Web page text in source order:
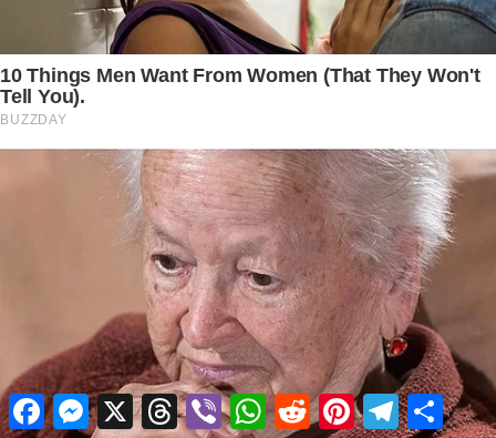
FacebookMessenger
X ThreadsViberWhatsApp
RedditPinterestTelegram
Share